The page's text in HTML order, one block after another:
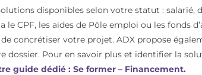
disponibles selon votre statut : salarié,
le CPF, les aides de Pôle emploi ou les fonds
concrétiser votre projet. ADX propose
dossier. Pour en savoir plus et identifier la
guide dédié : Se former – Financement.